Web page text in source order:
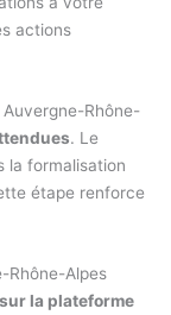
actions
Auvergne-Rhône-
. Le
la formalisation
étape renforce
Rhône-Alpes
la plateforme